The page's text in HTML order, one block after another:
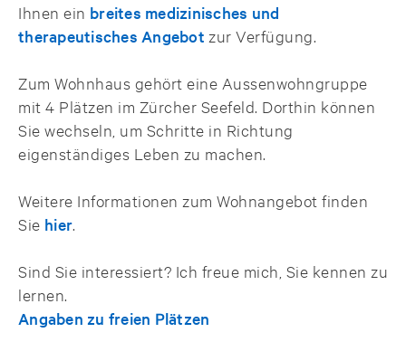
Ihnen ein breites medizinisches und
therapeutisches Angebot zur Verfügung.
Zum Wohnhaus gehört eine Aussenwohngruppe
mit 4 Plätzen im Zürcher Seefeld. Dorthin können
Sie wechseln, um Schritte in Richtung
eigenständiges Leben zu machen.
Weitere Informationen zum Wohnangebot finden
Sie hier.
Sind Sie interessiert? Ich freue mich, Sie kennen zu
lernen.
Angaben zu freien Plätzen